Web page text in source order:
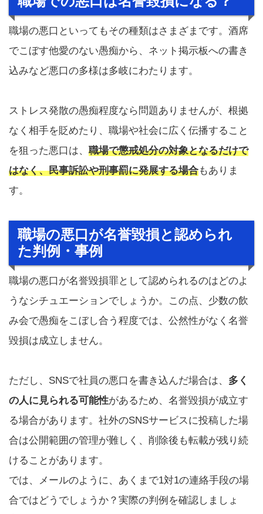
職場の悪口といってもその種類はさまざまです。酒席
でこぼす他愛のない愚痴から、ネット掲示板への書き
込みなど悪口の多様は多岐にわたります。
ストレス発散の愚痴程度なら問題ありませんが、根拠
なく相手を貶めたり、職場や社会に広く伝播すること
を狙った悪口は、 職場で懲戒処分の対象となるだけで
はなく、民事訴訟や刑事罰に発展する場合もありま
す。
職場の悪口が名誉毀損と認められ
た判例・事例
職場の悪口が名誉毀損罪として認められるのはどのよ
うなシチュエーションでしょうか。この点、少数の飲
み会で愚痴をこぼし合う程度では、公然性がなく名誉
毀損は成立しません。
ただし、SNSで社員の悪口を書き込んだ場合は、 多く
の人に見られる可能性があるため、名誉毀損が成立す
る場合があります。社外のSNSサービスに投稿した場
合は公開範囲の管理が難しく、削除後も転載が残り続
けることがあります。
では、メールのように、あくまで1対1の連絡手段の場
合ではどうでしょうか？実際の判例を確認しましょ